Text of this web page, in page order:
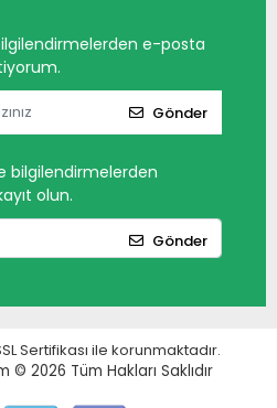
e-posta
Gönder
bilgilendirmelerden
olun.
Gönder
Sertifikası ile korunmaktadır.
© 2026 Tüm Hakları Saklıdır